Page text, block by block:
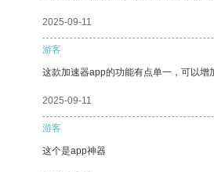
2025-09-11
游客
这款加速器app的功能有点单一，可以增
2025-09-11
游客
这个是app神器